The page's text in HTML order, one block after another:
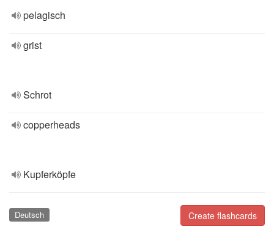
pelagisch
grist
Schrot
copperheads
Kupferköpfe
Create flashcards
Deutsch